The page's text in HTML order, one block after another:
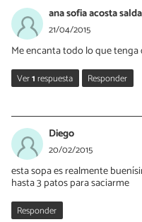
24/10/2019
Es para tomarlo mientras
ana sofia acosta
21/04/2015
Me encanta todo lo que
Ver1respuesta Responder
A mi igual, menos cocinar
Diego
20/02/2015
esta sopa es realmente
hasta 3 patos para saciarme
Responder